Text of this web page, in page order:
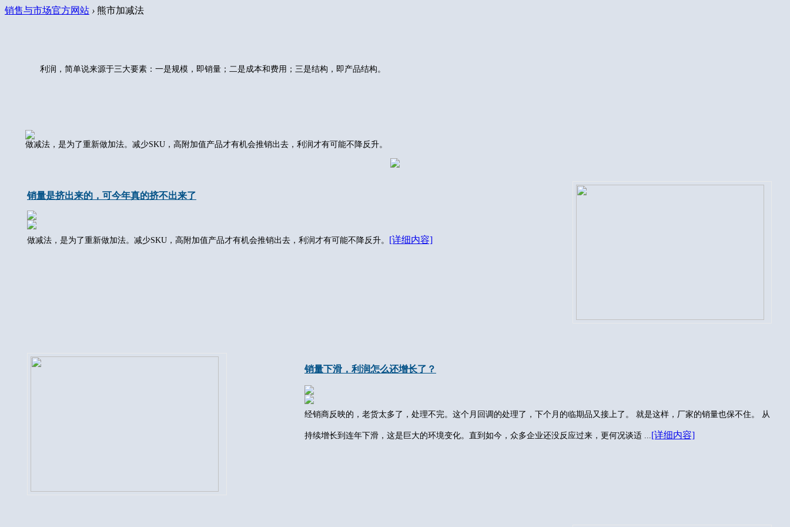
销售与市场官方网站 › 熊市加减法
利润，简单说来源于三大要素：一是规模，即销量；二是成本和费用；三是结构，即产品结构。
做减法，是为了重新做加法。减少SKU，高附加值产品才有机会推销出去，利润才有可能不降反升。
销量是挤出来的，可今年真的挤不出来了
做减法，是为了重新做加法。减少SKU，高附加值产品才有机会推销出去，利润才有可能不降反升。 [详细内容]
销量下滑，利润怎么还增长了？
经销商反映的，老货太多了，处理不完。这个月回调的处理了，下个月的临期品又接上了。 就是这样，厂家的销量也保不住。 从
持续增长到连年下滑，这是巨大的环境变化。直到如今，众多企业还没反应过来，更何况谈适 ...[详细内容]